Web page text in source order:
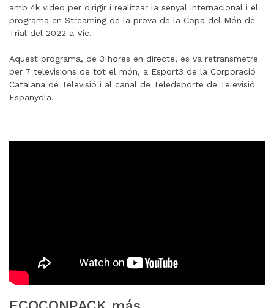
amb 4k video per dirigir i realitzar la senyal internacional i el
programa en Streaming de la prova de la Copa del Món de
Trial del 2022 a Vic.
Aquest programa, de 3 hores en directe, es va retransmetre
per 7 televisions de tot el món, a Esport3 de la Corporació
Catalana de Televisió i al canal de Teledeporte de Televisió
Espanyola.